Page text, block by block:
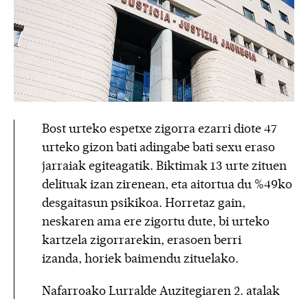
Bost urteko espetxe zigorra ezarri diote 47
urteko gizon bati adingabe bati sexu eraso
jarraiak egiteagatik. Biktimak 13 urte zituen
delituak izan zirenean, eta aitortua du %49ko
desgaitasun psikikoa. Horretaz gain,
neskaren ama ere zigortu dute, bi urteko
kartzela zigorrarekin, erasoen berri
izanda, horiek baimendu zituelako.
Nafarroako Lurralde Auzitegiaren 2. atalak